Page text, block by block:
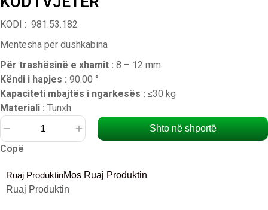
KODI : 981.53.182
Mentesha për dushkabina
Për trashësinë e xhamit : 8 – 12 mm
Këndi i hapjes : 90.00 °
Kapaciteti mbajtës i ngarkesës : ≤30 kg
Materiali : Tunxh
KOD
VJETER
Shto në shportë
Copë
Ruaj ProduktinMos Ruaj Produktin
Ruaj Produktin